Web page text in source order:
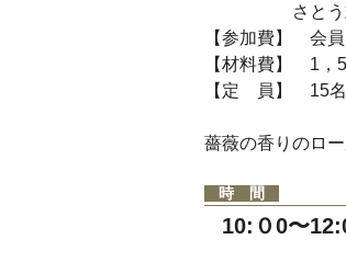
さとう式リ
【参加費】 会
【材料費】 1，
【定 員】 15名
薔薇の香りのロ
時 間
10:０0〜